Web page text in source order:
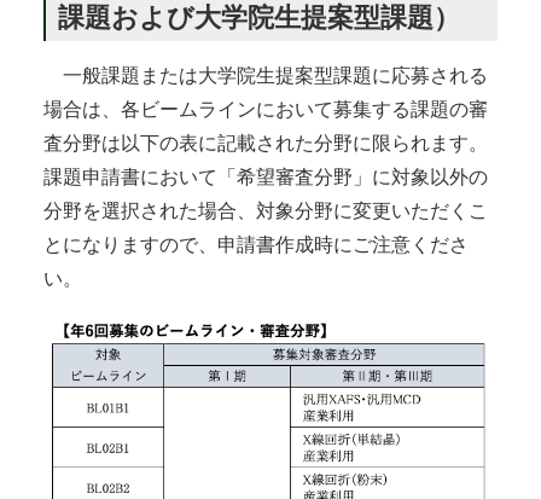
課題および大学院生提案型課題）
一般課題または大学院生提案型課題に応募される
場合は、各ビームラインにおいて募集する課題の審
査分野は以下の表に記載された分野に限られます。
課題申請書において「希望審査分野」に対象以外の
分野を選択された場合、対象分野に変更いただくこ
とになりますので、申請書作成時にご注意くださ
い。